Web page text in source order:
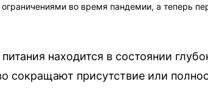
ограничениями во время пандемии, а теперь
находится в состоянии
сокращают присутствие или